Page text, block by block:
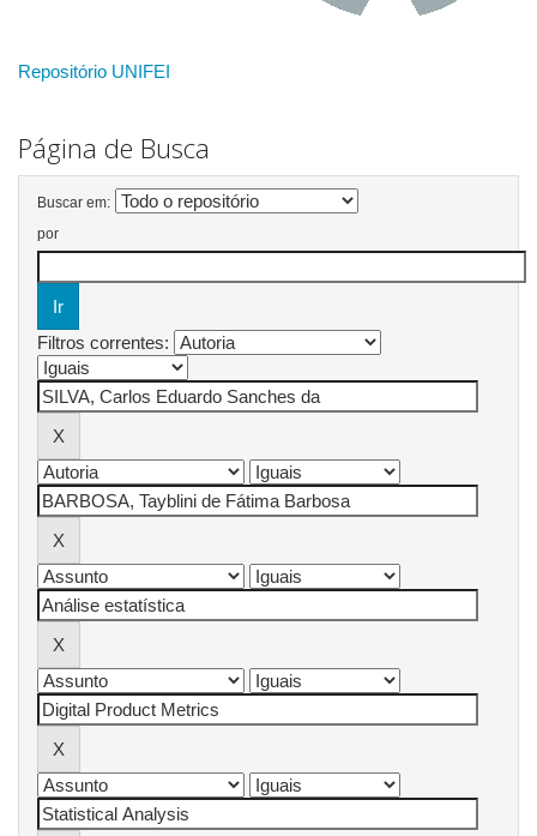
Repositório UNIFEI
Página de Busca
Buscar em:
por
Filtros correntes: